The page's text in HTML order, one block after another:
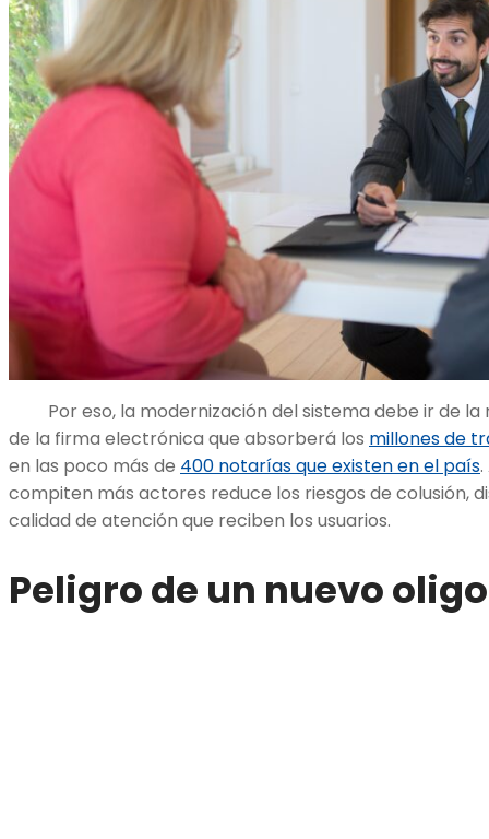
Por eso, la modernización del sistema debe ir de la
de la firma electrónica que absorberá los millones de
en las poco más de 400 notarías que existen en el país
compiten más actores reduce los riesgos de colusión,
calidad de atención que reciben los usuarios.
Peligro de un nuevo